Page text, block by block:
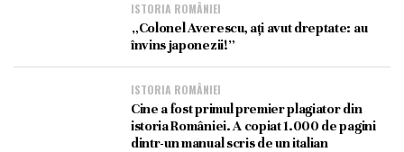
ISTORIA ROMÂNIEI
„Colonel Averescu, ați avut dreptate: au
învins japonezii!”
ISTORIA ROMÂNIEI
Cine a fost primul premier plagiator din
istoria României. A copiat 1.000 de pagini
dintr-un manual scris de un italian